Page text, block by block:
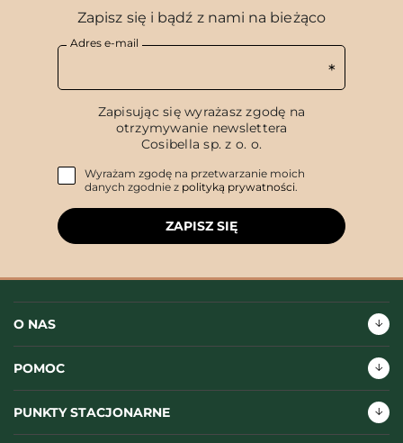
Zapisz się i bądź z nami na bieżąco
Adres e-mail
Zapisując się wyrażasz zgodę na
otrzymywanie newslettera
Cosibella sp. z o. o.
Wyrażam zgodę na przetwarzanie moich
danych zgodnie z polityką prywatności.
ZAPISZ SIĘ
O NAS
POMOC
PUNKTY STACJONARNE